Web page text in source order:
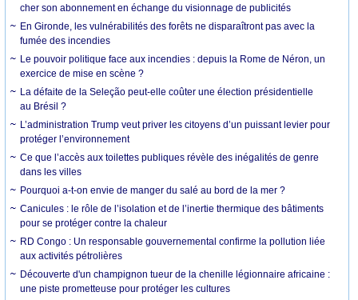
cher son abonnement en échange du visionnage de publicités
En Gironde, les vulnérabilités des forêts ne disparaîtront pas avec la
fumée des incendies
Le pouvoir politique face aux incendies : depuis la Rome de Néron, un
exercice de mise en scène ?
La défaite de la Seleção peut-elle coûter une élection présidentielle
au Brésil ?
L’administration Trump veut priver les citoyens d’un puissant levier pour
protéger l’environnement
Ce que l’accès aux toilettes publiques révèle des inégalités de genre
dans les villes
Pourquoi a-t-on envie de manger du salé au bord de la mer ?
Canicules : le rôle de l’isolation et de l’inertie thermique des bâtiments
pour se protéger contre la chaleur
RD Congo : Un responsable gouvernemental confirme la pollution liée
aux activités pétrolières
Découverte d'un champignon tueur de la chenille légionnaire africaine :
une piste prometteuse pour protéger les cultures